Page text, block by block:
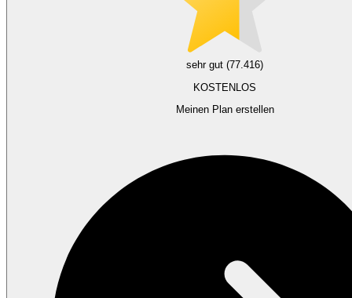
sehr gut (77.416)
KOSTENLOS
Meinen Plan erstellen